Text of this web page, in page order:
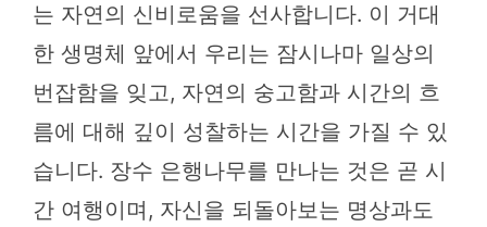
는 자연의 신비로움을 선사합니다. 이 거대
한 생명체 앞에서 우리는 잠시나마 일상의
번잡함을 잊고, 자연의 숭고함과 시간의 흐
름에 대해 깊이 성찰하는 시간을 가질 수 있
습니다. 장수 은행나무를 만나는 것은 곧 시
간 여행이며, 자신을 되돌아보는 명상과도